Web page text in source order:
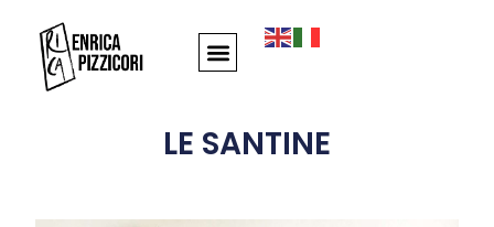
LE SANTINE